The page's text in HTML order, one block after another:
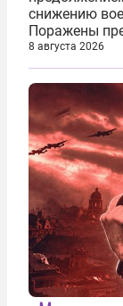
снижению
Поражены
крылатых
сухогруза с
нанесены
Киеве...
8 августа 2026